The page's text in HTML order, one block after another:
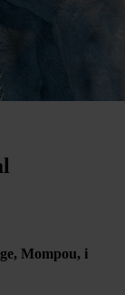
Mompou, i